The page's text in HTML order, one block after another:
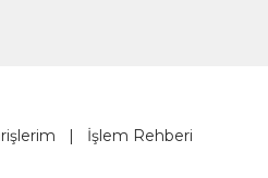
İşlem Rehberi